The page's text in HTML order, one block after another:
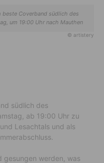
beste Coverband südlich des
um 19:00 Uhr nach Mauthen
© artistery
südlich des
ab 19:00 Uhr zu
Lesachtals und als
gesungen werden, was